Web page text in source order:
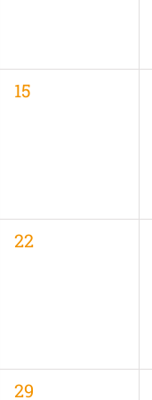
0
15
0
22
0
29